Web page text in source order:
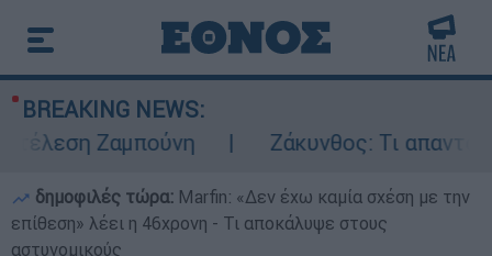
BREAKING NEWS:
Ζαμπούνη
Ζάκυνθος: Τι απαντά η
δημοφιλές τώρα: Marfin: «Δεν έχω καμία σχέση με την
επίθεση» λέει η 46χρονη - Τι αποκάλυψε στους
αστυνομικούς